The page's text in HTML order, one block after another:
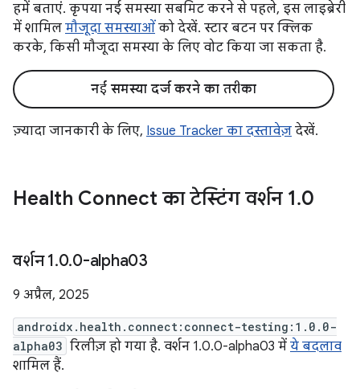
हमें बताएं. कृपया नई समस्या सबमिट करने से पहले, इस लाइब्रेरी
में शामिल मौजूदा समस्याओं को देखें. स्टार बटन पर क्लिक
करके, किसी मौजूदा समस्या के लिए वोट किया जा सकता है.
नई समस्या दर्ज करने का तरीका
ज़्यादा जानकारी के लिए, Issue Tracker का दस्तावेज़ देखें.
Health Connect का टेस्टिंग वर्शन 1.0
वर्शन 1.0.0-alpha03
9 अप्रैल, 2025
androidx.health.connect:connect-testing:1.0.0-
alpha03 रिलीज़ हो गया है. वर्शन 1.0.0-alpha03 में ये बदलाव
शामिल हैं.